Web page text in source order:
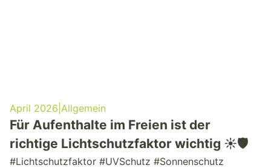
April 2026 Allgemein
Für Aufenthalte im Freien ist der
richtige Lichtschutzfaktor wichtig ☀️🛡️
#Lichtschutzfaktor #UVSchutz #Sonnenschutz